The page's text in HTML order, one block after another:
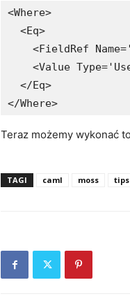
<Where>
  <Eq>
<FieldRef
<Value
  </Eq>
</Where>
Teraz możemy wykonać
TAGI caml moss